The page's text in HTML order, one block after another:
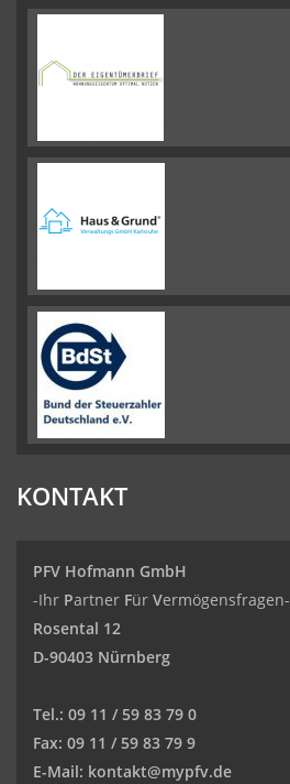
KONTAKT
PFV Hofmann GmbH
-Ihr Partner Für Vermögensfragen-
Rosental 12
D-90403 Nürnberg
Tel.: 09 11 / 59 83 79 0
Fax: 09 11 / 59 83 79 9
E-Mail: kontakt@mypfv.de